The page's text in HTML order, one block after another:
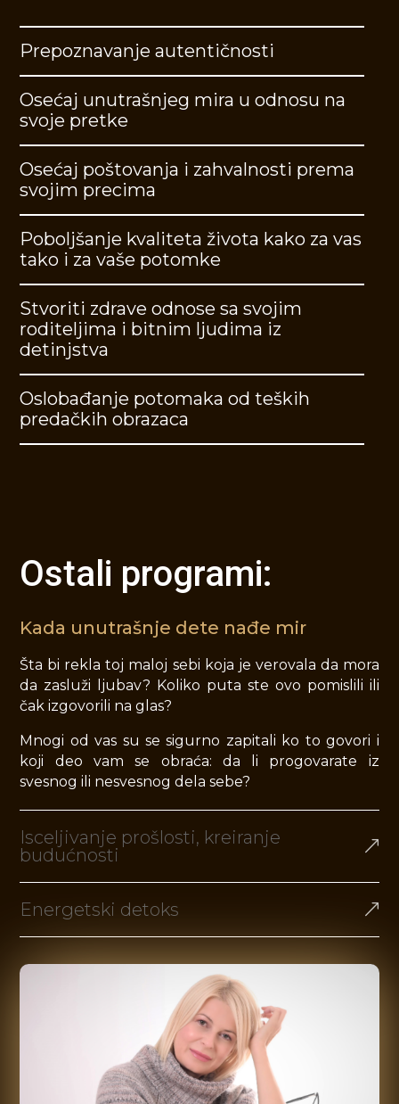
Prepoznavanje autentičnosti
Osećaj unutrašnjeg mira u odnosu na
svoje pretke
Osećaj poštovanja i zahvalnosti prema
svojim precima
Poboljšanje kvaliteta života kako za vas
tako i za vaše potomke
Stvoriti zdrave odnose sa svojim
roditeljima i bitnim ljudima iz
detinjstva
Oslobađanje potomaka od teških
predačkih obrazaca
Ostali programi:
Kada unutrašnje dete nađe mir
Šta bi rekla toj maloj sebi koja je verovala da mora
da zasluži ljubav? Koliko puta ste ovo pomislili ili
čak izgovorili na glas?
Mnogi od vas su se sigurno zapitali ko to govori i
koji deo vam se obraća: da li progovarate iz
svesnog ili nesvesnog dela sebe?
Isceljivanje prošlosti, kreiranje
budućnosti
Energetski detoks